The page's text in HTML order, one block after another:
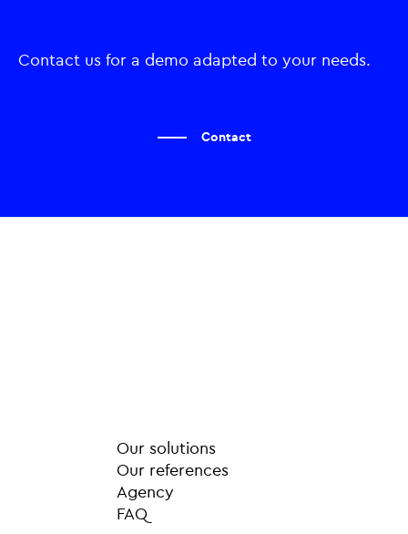
Contact us for a demo adapted to your needs.
Contact
Our solutions
Our references
Agency
FAQ